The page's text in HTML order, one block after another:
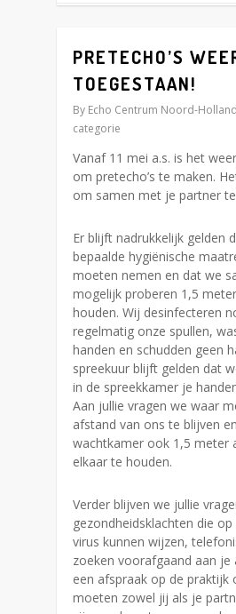
PRETECHO’S
TOEGESTAAN!
By Echo Centrum Noord-
categorie
Vanaf 11 mei a.s. is het
om pretecho’s te maken.
om samen met je partner
Er blijft nadrukkelijk gelden
bepaalde hygiënische
moeten nemen en dat we
mogelijk proberen 1,5
houden. Wij desinfecteren
regelmatig onze spullen,
handen en schudden geen
spreekuur blijft gelden dat
in de spreekkamer je
Aan jullie vragen we waar
afstand van ons te blijven
wachtkamer ook 1,5 meter
elkaar te houden.
Verder blijven we jullie
gezondheidsklachten die op
virus kunnen wijzen,
zoeken voorafgaand aan je
een afspraak op de praktijk
moeten zowel jij als je
0